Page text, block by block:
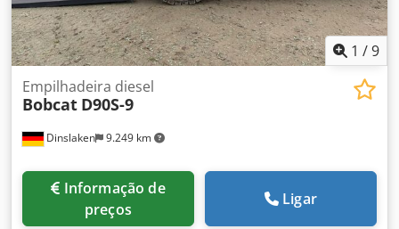
1 /9
Dinslaken 9.249 km
Empilhadeira diesel
Bobcat D90S-9
preços
Ligar